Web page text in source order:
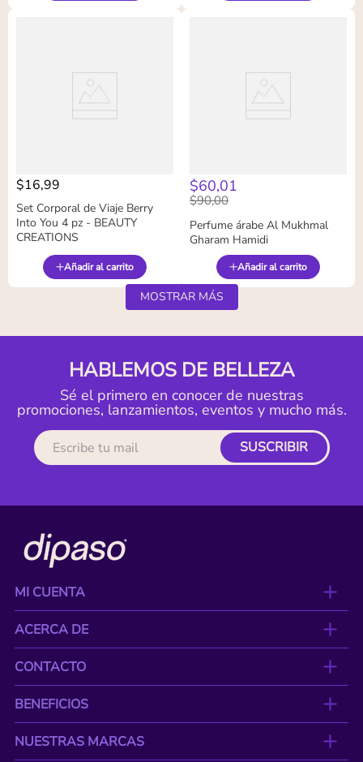
$16,99
Set Corporal de Viaje Berry
Into You 4 pz - BEAUTY
CREATIONS
Añadir al carrito
$60,01
$90,00
Perfume árabe Al Mukhmal
Gharam Hamidi
Añadir al carrito
MOSTRAR MÁS
HABLEMOS DE BELLEZA
Sé el primero en conocer de nuestras
promociones, lanzamientos, eventos y mucho más.
SUSCRIBIR
MI CUENTA
ACERCA DE
CONTACTO
BENEFICIOS
NUESTRAS MARCAS